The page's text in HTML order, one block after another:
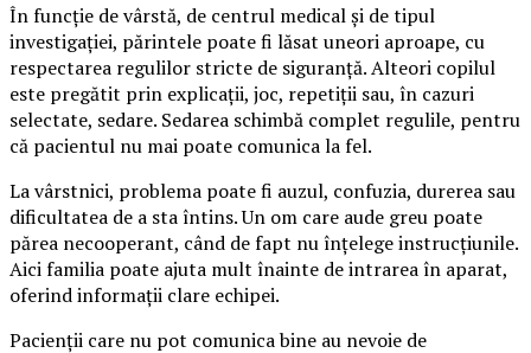
În funcție de vârstă, de centrul medical și de tipul
investigației, părintele poate fi lăsat uneori aproape, cu
respectarea regulilor stricte de siguranță. Alteori copilul
este pregătit prin explicații, joc, repetiții sau, în cazuri
selectate, sedare. Sedarea schimbă complet regulile, pentru
că pacientul nu mai poate comunica la fel.
La vârstnici, problema poate fi auzul, confuzia, durerea sau
dificultatea de a sta întins. Un om care aude greu poate
părea necooperant, când de fapt nu înțelege instrucțiunile.
Aici familia poate ajuta mult înainte de intrarea în aparat,
oferind informații clare echipei.
Pacienții care nu pot comunica bine au nevoie de